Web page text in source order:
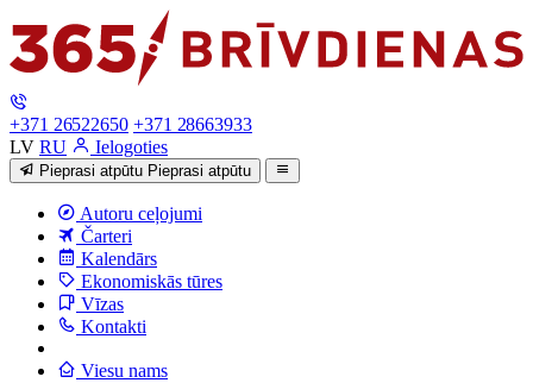
+371 26522650 +371 28663933
LV RU Ielogoties
Pieprasi atpūtu Pieprasi atpūtu
Autoru ceļojumi
Čarteri
Kalendārs
Ekonomiskās tūres
Vīzas
Kontakti
Viesu nams